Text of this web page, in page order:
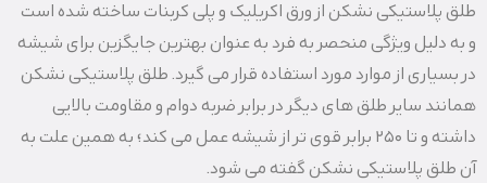
طلق پلاستیکی نشکن از ورق اکریلیک و پلی کربنات ساخته شده است
و به دلیل ویژگی منحصر به فرد به عنوان بهترین جایگزین برای شیشه
در بسیاری از موارد مورد استفاده قرار می ‌گیرد. طلق پلاستیکی نشکن
همانند سایر طلق‌ های دیگر در برابر ضربه دوام و مقاومت بالایی
داشته و تا ۲۵۰ برابر قوی ‌تر از شیشه عمل می‌‌ کند؛ به همین علت به
آن طلق پلاستیکی نشکن گفته می شود.